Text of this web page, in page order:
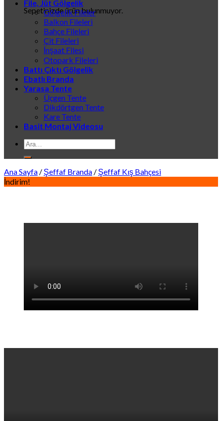
Sepetinizde ürün bulunmuyor.
File, Jüt Gölgelik
Gölgelik Fileler
Balkon Fileleri
Bahçe Fileleri
Çit Fileleri
İnşaat Filesi
Otopark Fileleri
Battı Çıktı Gölgelik
Ebatlı Branda
Yarasa Tente
Üçgen Tente
Dikdörtgen Tente
Kare Tente
Basit Montaj Videosu
Ara:
Ana Sayfa / Şeffaf Branda / Şeffaf Kış Bahçesi
İndirim!